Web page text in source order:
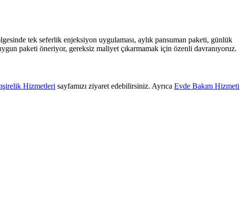
tek seferlik enjeksiyon uygulaması, aylık pansuman paketi, günlük
paketi öneriyor, gereksiz maliyet çıkarmamak için özenli davranıyoruz.
Hizmetleri sayfamızı ziyaret edebilirsiniz. Ayrıca Evde Bakım Hizmeti